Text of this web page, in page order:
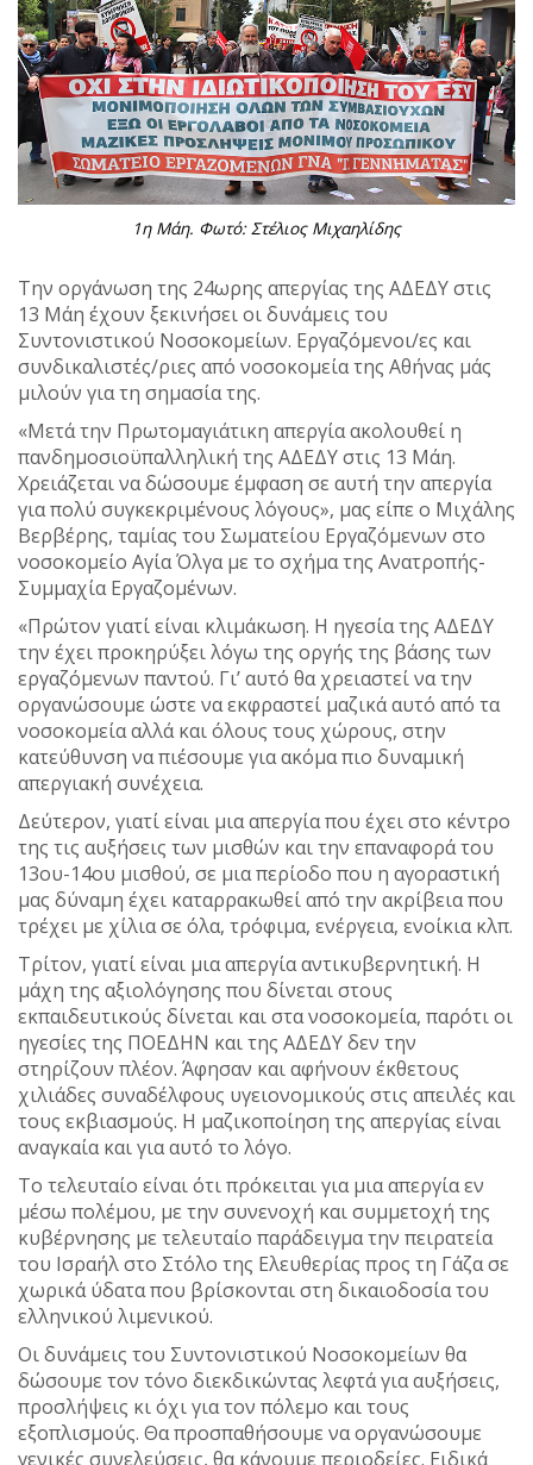
1η Μάη. Φωτό: Στέλιος Μιχαηλίδης
Την οργάνωση της 24ωρης απεργίας της ΑΔΕΔΥ στις
13 Μάη έχουν ξεκινήσει οι δυνάμεις του
Συντονιστικού Νοσοκομείων. Εργαζόμενοι/ες και
συνδικαλιστές/ριες από νοσοκομεία της Αθήνας μάς
μιλούν για τη σημασία της.
«Μετά την Πρωτομαγιάτικη απεργία ακολουθεί η
πανδημοσιοϋπαλληλική της ΑΔΕΔΥ στις 13 Μάη.
Χρειάζεται να δώσουμε έμφαση σε αυτή την απεργία
για πολύ συγκεκριμένους λόγους», μας είπε ο Μιχάλης
Βερβέρης, ταμίας του Σωματείου Εργαζόμενων στο
νοσοκομείο Αγία Όλγα με το σχήμα της Ανατροπής-
Συμμαχία Εργαζομένων.
«Πρώτον γιατί είναι κλιμάκωση. Η ηγεσία της ΑΔΕΔΥ
την έχει προκηρύξει λόγω της οργής της βάσης των
εργαζόμενων παντού. Γι’ αυτό θα χρειαστεί να την
οργανώσουμε ώστε να εκφραστεί μαζικά αυτό από τα
νοσοκομεία αλλά και όλους τους χώρους, στην
κατεύθυνση να πιέσουμε για ακόμα πιο δυναμική
απεργιακή συνέχεια.
Δεύτερον, γιατί είναι μια απεργία που έχει στο κέντρο
της τις αυξήσεις των μισθών και την επαναφορά του
13ου-14ου μισθού, σε μια περίοδο που η αγοραστική
μας δύναμη έχει καταρρακωθεί από την ακρίβεια που
τρέχει με χίλια σε όλα, τρόφιμα, ενέργεια, ενοίκια κλπ.
Τρίτον, γιατί είναι μια απεργία αντικυβερνητική. Η
μάχη της αξιολόγησης που δίνεται στους
εκπαιδευτικούς δίνεται και στα νοσοκομεία, παρότι οι
ηγεσίες της ΠΟΕΔΗΝ και της ΑΔΕΔΥ δεν την
στηρίζουν πλέον. Άφησαν και αφήνουν έκθετους
χιλιάδες συναδέλφους υγειονομικούς στις απειλές και
τους εκβιασμούς. Η μαζικοποίηση της απεργίας είναι
αναγκαία και για αυτό το λόγο.
Το τελευταίο είναι ότι πρόκειται για μια απεργία εν
μέσω πολέμου, με την συνενοχή και συμμετοχή της
κυβέρνησης με τελευταίο παράδειγμα την πειρατεία
του Ισραήλ στο Στόλο της Ελευθερίας προς τη Γάζα σε
χωρικά ύδατα που βρίσκονται στη δικαιοδοσία του
ελληνικού λιμενικού.
Οι δυνάμεις του Συντονιστικού Νοσοκομείων θα
δώσουμε τον τόνο διεκδικώντας λεφτά για αυξήσεις,
προσλήψεις κι όχι για τον πόλεμο και τους
εξοπλισμούς. Θα προσπαθήσουμε να οργανώσουμε
γενικές συνελεύσεις, θα κάνουμε περιοδείες. Ειδικά